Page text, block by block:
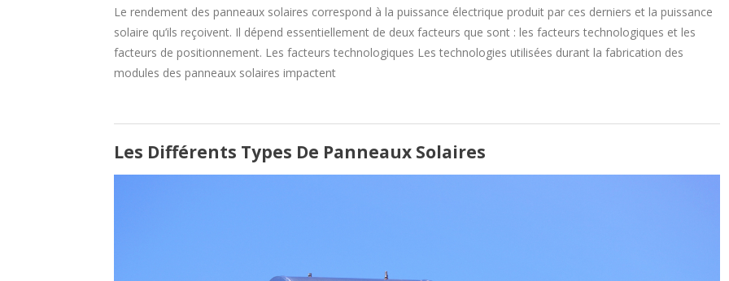
Le rendement des panneaux solaires correspond à la puissance électrique produit par ces derniers et la puissance
solaire qu’ils reçoivent. Il dépend essentiellement de deux facteurs que sont : les facteurs technologiques et les
facteurs de positionnement. Les facteurs technologiques Les technologies utilisées durant la fabrication des
modules des panneaux solaires impactent
Les Différents Types De Panneaux Solaires